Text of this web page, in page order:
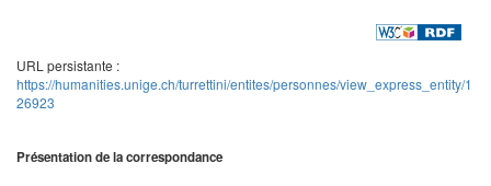
URL persistante :
https://humanities.unige.ch/turrettini/entites/personnes/view_express_entity/1
26923
Présentation de la correspondance